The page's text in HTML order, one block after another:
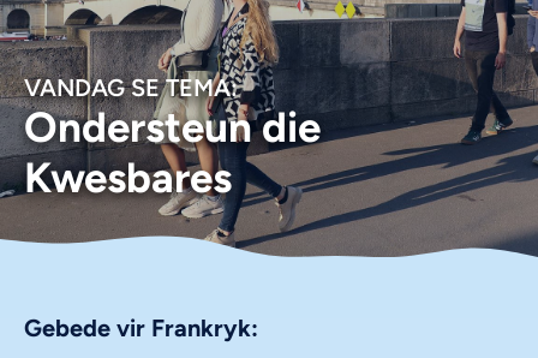
VANDAG SE TEMA:
Ondersteun die
Kwesbares
Gebede vir Frankryk: